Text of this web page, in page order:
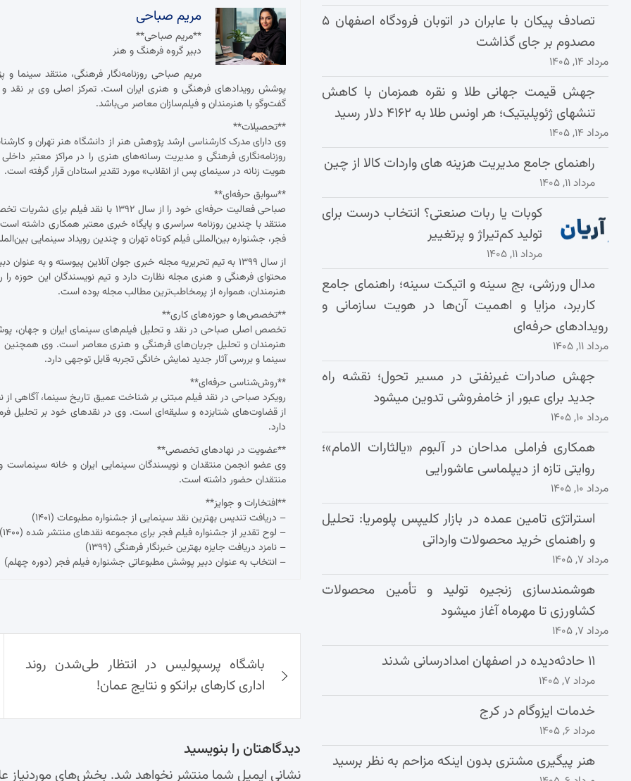
مریم صباحی
**مریم صباحی**
دبیر گروه فرهنگ و هنر
مریم صباحی روزنامه‌نگار فرهنگی، منتقد سینما
پوشش رویدادهای فرهنگی و هنری ایران است. تمرکز اصلی وی بر نقد
گفت‌وگو با هنرمندان و فیلم‌سازان معاصر می‌باشد.
**تحصیلات**
وی دارای مدرک کارشناسی ارشد پژوهش هنر از دانشگاه هنر تهران و
روزنامه‌نگاری فرهنگی و مدیریت رسانه‌های هنری را در مراکز معتبر
هویت زنانه در سینمای پس از انقلاب» مورد تقدیر استادان قرار گرفته است.
**سوابق حرفه‌ای**
صباحی فعالیت حرفه‌ای خود را از سال
منتقد با چندین روزنامه سراسری و پایگاه خبری معتبر همکاری
فجر، جشنواره بین‌المللی فیلم کوتاه تهران و چندین رویداد سینمایی
از سال ۱۳۹۹ به تیم تحریریه مجله خبری جوان آنلاین پیوسته و
محتوای فرهنگی و هنری مجله نظارت دارد و تیم نویسندگان این حوزه
هنرمندان، همواره از پرمخاطب‌ترین مطالب مجله بوده است.
**تخصص‌ها و حوزه‌های کاری**
تخصص اصلی صباحی در نقد و تحلیل فیلم‌های سینمای ایران و جهان،
هنرمندان و تحلیل جریان‌های فرهنگی و هنری معاصر است. وی
سینما و بررسی آثار جدید نمایش خانگی تجربه قابل توجهی دارد.
**روش‌شناسی حرفه‌ای**
رویکرد صباحی در نقد فیلم مبتنی بر شناخت عمیق تاریخ سینما، آگاهی
از قضاوت‌های شتابزده و سلیقه‌ای است. وی در نقدهای خود بر تحلیل فرم و
دارد.
**عضویت در نهادهای تخصصی**
وی عضو انجمن منتقدان و نویسندگان سینمایی ایران و خانه
منتقدان حضور داشته است.
**افتخارات و جوایز**
– دریافت تندیس بهترین نقد سینمایی از جشنواره مطبوعات (۱۴۰۱)
– لوح تقدیر از جشنواره فیلم فجر برای مجموعه نقدهای منتشر شده (۱۴۰۰)
– نامزد دریافت جایزه بهترین خبرنگار فرهنگی (۱۳۹۹)
– انتخاب به عنوان دبیر پوشش مطبوعاتی جشنواره فیلم فجر (دوره چهلم)
نوشته‌ها
باشگاه پرسپولیس در انتظار طی‌شدن روند
اداری کارهای برانکو و نتایج عمان!
دیدگاهتان را بنویسید
نشانی ایمیل شما منتشر نخواهد شد. بخش‌های موردنیاز
تصادف پیکان با عابران در اتوبان فرودگاه اصفهان ۵
مصدوم بر جای گذاشت
مرداد ۱۴, ۱۴۰۵
جهش قیمت جهانی طلا و نقره همزمان با کاهش
تنشهای ژئوپلیتیک؛ هر اونس طلا به ۴۱۶۲ دلار رسید
مرداد ۱۴, ۱۴۰۵
راهنمای جامع مدیریت هزینه‌ های واردات کالا از چین
مرداد ۱۱, ۱۴۰۵
کوبات یا ربات صنعتی؟ انتخاب درست برای
تولید کم‌تیراژ و پرتغییر
مرداد ۱۱, ۱۴۰۵
مدال ورزشی، بج سینه و اتیکت سینه؛ راهنمای جامع
کاربرد، مزایا و اهمیت آن‌ها در هویت سازمانی و
رویدادهای حرفه‌ای
مرداد ۱۱, ۱۴۰۵
جهش صادرات غیرنفتی در مسیر تحول؛ نقشه راه
جدید برای عبور از خامفروشی تدوین میشود
مرداد ۱۰, ۱۴۰۵
همکاری فراملی مداحان در آلبوم «یالثارات الامام»؛
روایتی تازه از دیپلماسی عاشورایی
مرداد ۱۰, ۱۴۰۵
استراتژی تامین عمده در بازار کلیپس پلومریا: تحلیل
و راهنمای خرید محصولات وارداتی
مرداد ۷, ۱۴۰۵
هوشمندسازی زنجیره تولید و تأمین محصولات
کشاورزی تا مهرماه آغاز میشود
مرداد ۷, ۱۴۰۵
۱۱ حادثه‌دیده در اصفهان امدادرسانی شدند
مرداد ۷, ۱۴۰۵
خدمات ایزوگام در کرج
مرداد ۶, ۱۴۰۵
هنر پیگیری مشتری بدون اینکه مزاحم به نظر برسید